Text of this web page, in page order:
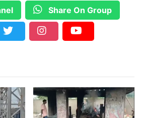
फरार आरोपी के बारे में जानकारी
पर छापेमारी की है और सुरागों की
ने मामले की जांच शुरू कर दी है
के संबंध में पूछताछ की जा रही
जल्द ही आरोपी को गिरफ्तार कर
Share On Group